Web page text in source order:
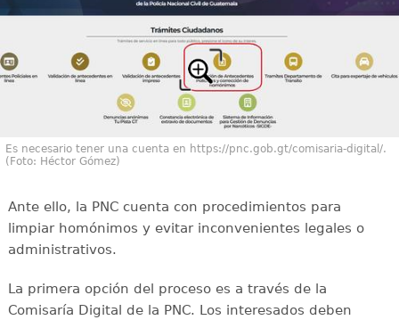
Es necesario tener una cuenta en https://pnc.gob.gt/comisaria-digital/.
(Foto: Héctor Gómez)
Ante ello, la PNC cuenta con procedimientos para
limpiar homónimos y evitar inconvenientes legales o
administrativos.
La primera opción del proceso es a través de la
Comisaría Digital de la PNC. Los interesados deben